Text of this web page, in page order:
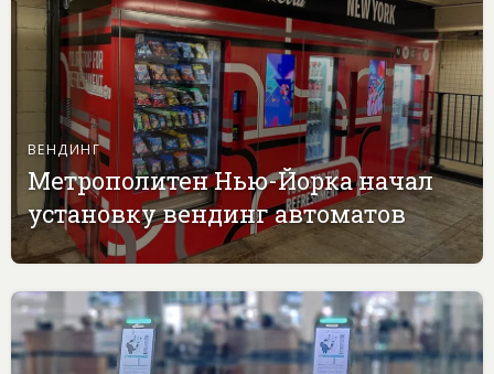
ВЕНДИНГ
Метрополитен Нью-Йорка начал
установку вендинг автоматов